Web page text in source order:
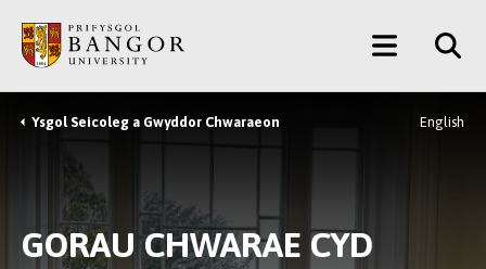
Prif
Gynnwys
Main
Menu
Breadcrumb
Ysgol Seicoleg a Gwyddor Chwaraeon English
GORAU CHWARAE CYD